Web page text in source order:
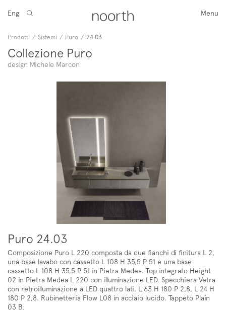
Menu
Eng
Prodotti / Sistemi / Puro / 24.03
Collezione Puro
design Michele Marcon
Puro 24.03
Composizione Puro L 220 composta da due fianchi di finitura L 2,
una base lavabo con cassetto L 108 H 35,5 P 51 e una base
cassetto L 108 H 35,5 P 51 in Pietra Medea. Top integrato Height
02 in Pietra Medea L 220 con illuminazione LED. Specchiera Vetra
con retroilluminazione a LED quattro lati, L 63 H 180 P 2,8, L 24 H
180 P 2,8. Rubinetteria Flow L08 in acciaio lucido. Tappeto Plain
03 B.